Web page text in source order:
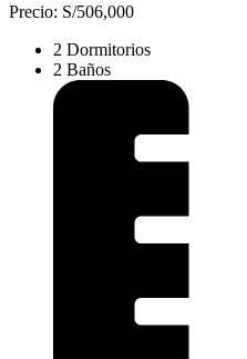
Precio: S/506,000
2 Dormitorios
2 Baños